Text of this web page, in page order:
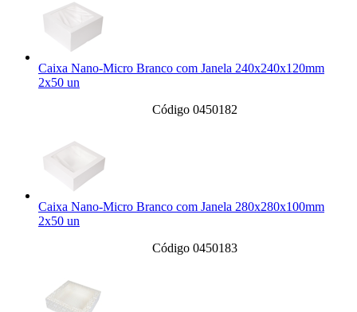
Caixa Nano-Micro Branco com Janela 240x240x120mm
2x50 un
Código 0450182
Caixa Nano-Micro Branco com Janela 280x280x100mm
2x50 un
Código 0450183